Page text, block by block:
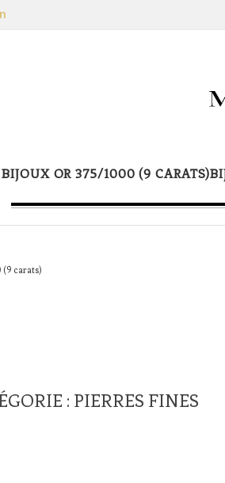
BIJOUX OR 375/1000 (9 CARATS)
(9 carats)
: PIERRES FINES